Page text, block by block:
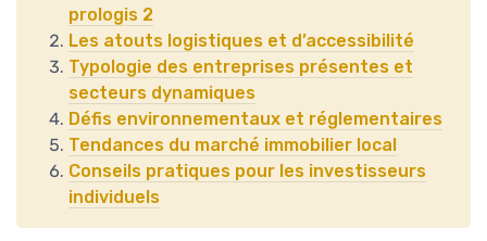
prologis 2
Les atouts logistiques et d’accessibilité
Typologie des entreprises présentes et
secteurs dynamiques
Défis environnementaux et réglementaires
Tendances du marché immobilier local
Conseils pratiques pour les investisseurs
individuels